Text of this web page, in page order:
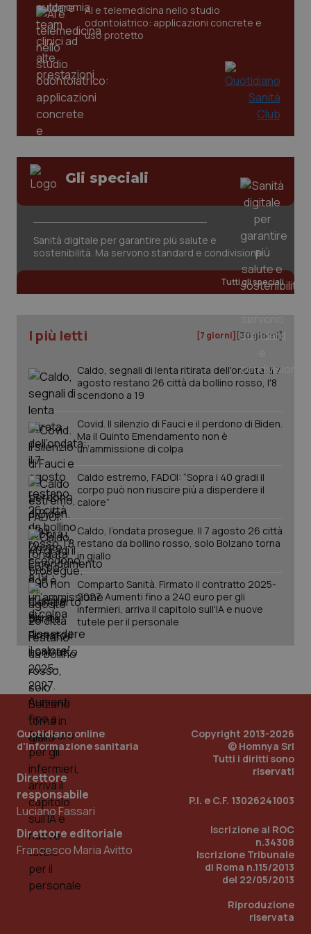
AI e telemedicina nello studio
odontoiatrico: applicazioni concrete e
uso protetto
Gli speciali
Sanità digitale per garantire più salute e
sostenibilità. Ma servono standard e condivisione
Tutti gli speciali
I più letti [7 giorni] [30 giorni]
Caldo, segnali di lenta ritirata dell'ondata: il 7
agosto restano 26 città da bollino rosso, l'8
scendono a 19
Covid. Il silenzio di Fauci e il perdono di Biden.
Ma il Quinto Emendamento non è
un’ammissione di colpa
Caldo estremo, FADOI: “Sopra i 40 gradi il
corpo può non riuscire più a disperdere il
calore”
Caldo, l’ondata prosegue. Il 7 agosto 26 città
restano da bollino rosso, solo Bolzano torna
in giallo
Comparto Sanità. Firmato il contratto 2025-
2027. Aumenti fino a 240 euro per gli
infermieri, arriva il capitolo sull'IA e nuove
tutele per il personale
Quotidiano online
d'informazione sanitaria
Direttore
responsabile
Luciano Fassari
Direttore editoriale
Francesco Maria Avitto
Copyright 2013-2026
© Homnya Srl
Tutti i diritti sono
riservati
P.I. e C.F. 13026241003
Iscrizione al ROC
n.34308
Iscrizione Tribunale
di Roma n.115/2013
del 22/05/2013
Riproduzione
riservata
tracking-sites-ironfish-
www.quotidianosanita.it
session-id
_ga
Google LLC
PHPSESSID
www.quotidianosanita.it